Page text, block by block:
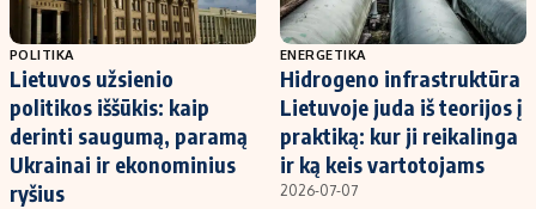
POLITIKA
Lietuvos užsienio
politikos iššūkis: kaip
derinti saugumą, paramą
Ukrainai ir ekonominius
ryšius
ENERGETIKA
Hidrogeno infrastruktūra
Lietuvoje juda iš teorijos į
praktiką: kur ji reikalinga
ir ką keis vartotojams
2026-07-07